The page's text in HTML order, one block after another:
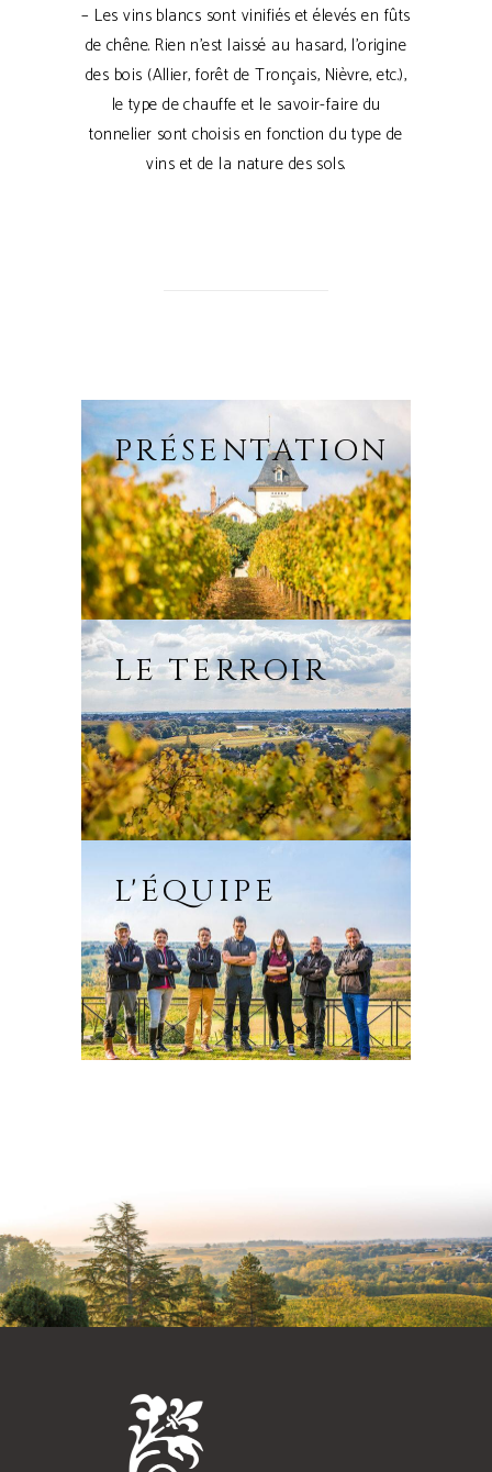
– Les vins blancs sont vinifiés et élevés en fûts
de chêne. Rien n’est laissé au hasard, l’origine
des bois (Allier, forêt de Tronçais, Nièvre, etc.),
le type de chauffe et le savoir-faire du
tonnelier sont choisis en fonction du type de
vins et de la nature des sols.
PRÉSENTATION
LE TERROIR
L'ÉQUIPE